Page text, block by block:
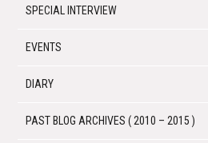
SPECIAL INTERVIEW
EVENTS
DIARY
PAST BLOG ARCHIVES ( 2010 – 2015 )